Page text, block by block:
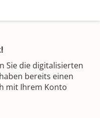
Sie die digitalisierten
bereits einen
mit Ihrem Konto